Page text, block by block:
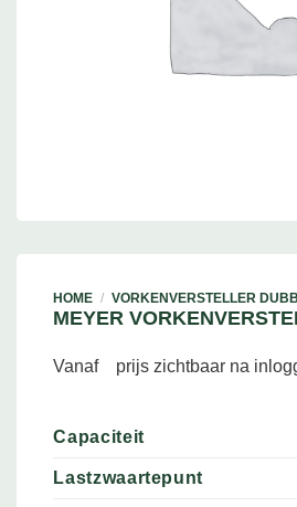
HOME / VORKENVERSTELLER
MEYER
Vanaf prijs zichtbaar na
Capaciteit
Lastzwaartepunt